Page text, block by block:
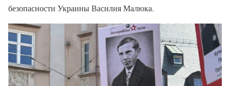
безопасности Украины Василия Малюка.